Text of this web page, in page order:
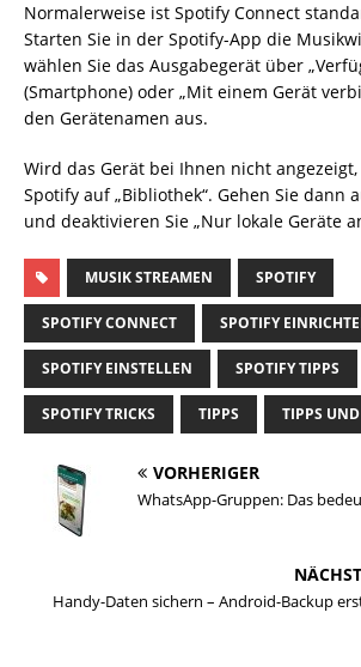
Normalerweise ist Spotify Connect
Starten Sie in der Spotify-App die
wählen Sie das Ausgabegerät über
(Smartphone) oder „Mit einem Gerät
den Gerätenamen aus.
Wird das Gerät bei Ihnen nicht
Spotify auf „Bibliothek“. Gehen Sie dann
und deaktivieren Sie „Nur lokale Geräte
MUSIK STREAMEN SPOTIFY
SPOTIFY CONNECT SPOTIFY
SPOTIFY EINSTELLEN SPOTIFY TIPPS
SPOTIFY TRICKS TIPPS TIPPS
VORHERIGER
WhatsApp-Gruppen: Das
Handy-Daten sichern – Android-Backup